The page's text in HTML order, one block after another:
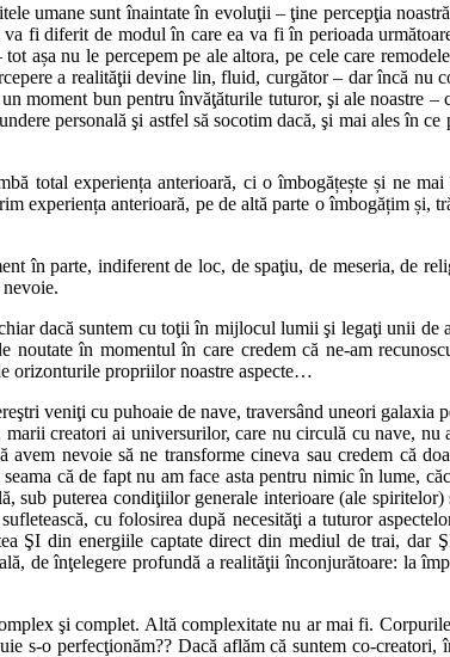
umane sunt înaintate în evoluţii – ţine percepţia
fi diferit de modul în care ea va fi în perioada
așa nu le percepem pe ale altora, pe cele care
a realităţii devine lin, fluid, curgător – dar încă nu
moment bun pentru învăţăturile tuturor, şi ale noastre
personală şi astfel să socotim dacă, şi mai ales în
total experiența anterioară, ci o îmbogățește și ne
experiența anterioară, pe de altă parte o îmbogățim
în parte, indiferent de loc, de spaţiu, de meseria, de
dacă suntem cu toţii în mijlocul lumii şi legaţi unii
în momentul în care credem că ne-am
orizonturile propriilor noastre aspecte…
veniţi cu puhoaie de nave, traversând uneori galaxia
creatori ai universurilor, care nu circulă cu nave,
nevoie să ne transforme cineva sau credem că
că de fapt nu am face asta pentru nimic în lume,
sub puterea condiţiilor generale interioare (ale
cu folosirea după necesităţi a tuturor
ŞI din energiile captate direct din mediul de trai, dar
de înţelegere profundă a realităţii înconjurătoare: la
şi complet. Altă complexitate nu ar mai fi.
s-o perfecţionăm?? Dacă aflăm că suntem co-